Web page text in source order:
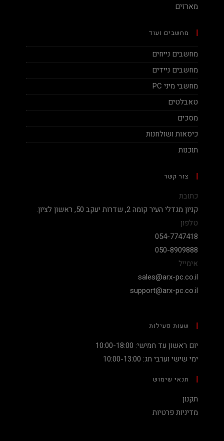
מארזים
מחשבים ועוד
מחשבים נייחים
מחשבים ניידים
מחשבי מיני PC
טאבלטים
מסכים
כיסאות ושולחנות
תוכנות
צור קשר
כתובת
קניון מגדלי העיר קומה 2, שדרות יעקב 50, ראשון לציון.
טלפון
054-7747418
050-8909888
אימייל
sales@arx-pc.co.il
support@arx-pc.co.il
שעות פעילות
יום ראשון עד חמישי: 10:00-18:00
ימי שישי וערבי חג: 10:00-13:00
תנאי שימוש
תקנון
מדיניות פרטיות